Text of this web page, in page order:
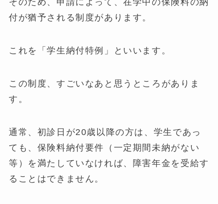
そのため、申請によって、在学中の保険料の納
付が猶予される制度があります。
これを「学生納付特例」といいます。
この制度、すごいなあと思うところがありま
す。
通常、初診日が20歳以降の方は、学生であっ
ても、保険料納付要件（一定期間未納がない
等）を満たしていなければ、障害年金を受給す
ることはできません。